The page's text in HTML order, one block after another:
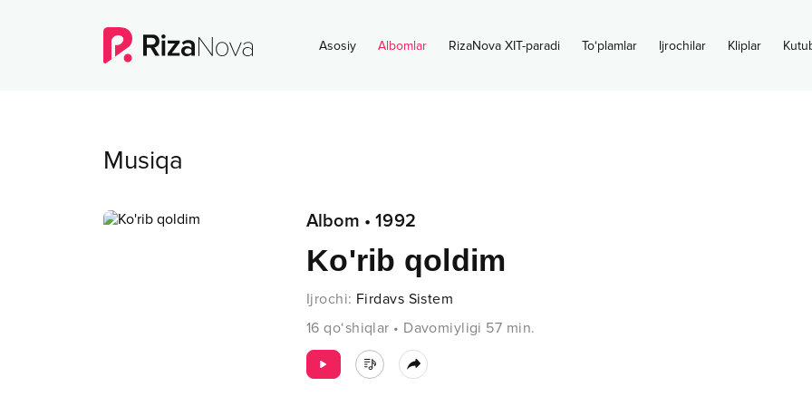
Asosiy Albomlar RizaNova XIT-paradi To‘plamlar Ijrochilar Kliplar
Musiqa
Albom •1992
Ko'rib qoldim
Ijrochi: Firdavs Sistem
16 qo‘shiqlar • Davomiyligi 57 min.